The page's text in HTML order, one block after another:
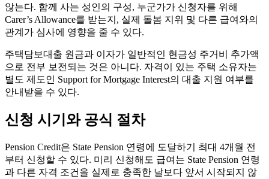
않는다. 함께 사는 성인의 구성, 누군가가 신청자를 위해
Carer’s Allowance를 받는지, 실제 돌봄 지위 및 다른 급여와의
관계가 심사에 영향을 줄 수 있다.
주택담보대출 원금과 이자가 일반적인 현금성 주거비 추가액
으로 전부 보전되는 것은 아니다. 자격이 있는 주택 소유자는
별도 제도인 Support for Mortgage Interest의 대출 지원 여부를
안내받을 수 있다.
신청 시기와 공식 절차
Pension Credit은 State Pension 연령에 도달하기 최대 4개월 전
부터 신청할 수 있다. 미리 신청해도 급여는 State Pension 연령
과 다른 자격 조건을 실제로 충족한 날보다 앞서 시작되지 않